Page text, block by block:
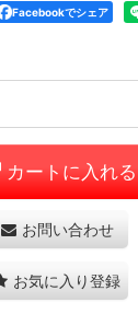
Facebookでシェア
カートに入れる
お問い合わせ
お気に入り登録